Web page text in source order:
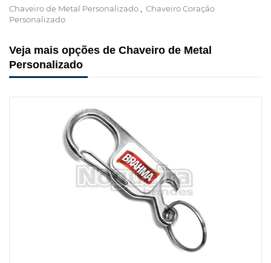
Chaveiro de Metal Personalizado
Chaveiro Coração
Personalizado
Veja mais opções de Chaveiro de Metal
Personalizado